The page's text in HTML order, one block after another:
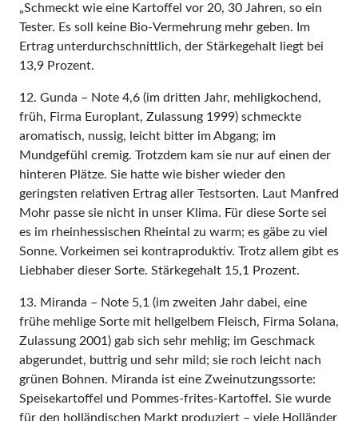
„Schmeckt wie eine Kartoffel vor 20, 30 Jahren, so ein
Tester. Es soll keine Bio-Vermehrung mehr geben. Im
Ertrag unterdurchschnittlich, der Stärkegehalt liegt bei
13,9 Prozent.
12. Gunda – Note 4,6 (im dritten Jahr, mehligkochend,
früh, Firma Europlant, Zulassung 1999) schmeckte
aromatisch, nussig, leicht bitter im Abgang; im
Mundgefühl cremig. Trotzdem kam sie nur auf einen der
hinteren Plätze. Sie hatte wie bisher wieder den
geringsten relativen Ertrag aller Testsorten. Laut Manfred
Mohr passe sie nicht in unser Klima. Für diese Sorte sei
es im rheinhessischen Rheintal zu warm; es gäbe zu viel
Sonne. Vorkeimen sei kontraproduktiv. Trotz allem gibt es
Liebhaber dieser Sorte. Stärkegehalt 15,1 Prozent.
13. Miranda – Note 5,1 (im zweiten Jahr dabei, eine
frühe mehlige Sorte mit hellgelbem Fleisch, Firma Solana,
Zulassung 2001) gab sich sehr mehlig; im Geschmack
abgerundet, buttrig und sehr mild; sie roch leicht nach
grünen Bohnen. Miranda ist eine Zweinutzungssorte:
Speisekartoffel und Pommes-frites-Kartoffel. Sie wurde
für den holländischen Markt produziert – viele Holländer